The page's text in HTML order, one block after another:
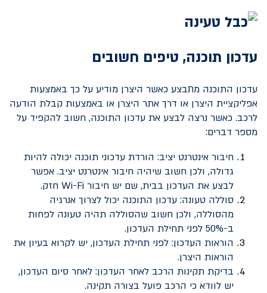
עדכון תוכנה, טיפים חשובים
עדכון התוכנה מתבצע כאשר היצרן מודיע על כך באמצעות
אפליקציית היצרן או דרך אתר היצרן או באמצעות קבלת הודעה
לרכב. כאשר נרצה לבצע את עדכון התוכנה, חשוב להקפיד על
מספר דברים:
חיבור אינטרנט יציב: הורדת עדכוני תוכנה יכולה להיות
גדולה, ולכן חשוב שיהיה חיבור אינטרנט יציב. אפשר
לבצע את העדכון בבית, שם יש חיבור Wi-Fi חזק.
סוללה טעונה: עדכון התוכנה יכול לצרוך אנרגיה
מהסוללה, ולכן חשוב שהסוללה תהיה טעונה לפחות
ב-50% לפני תחילת העדכון.
הוראות העדכון: לפני תחילת העדכון, יש לקרוא בעיון את
הוראות היצרן.
בדיקת תקינות הרכב לאחר העדכון: לאחר סיום העדכון,
יש לוודא כי הרכב פועל בצורה תקינה.